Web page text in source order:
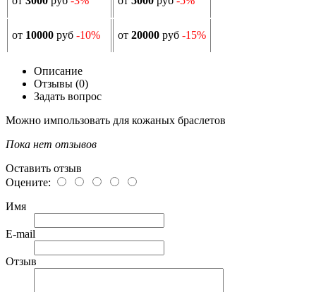
от 10000 руб -10% от 20000 руб -15%
Описание
Отзывы (0)
Задать вопрос
Можно импользовать для кожаных браслетов
Пока нет отзывов
Оставить отзыв
Оцените:
Имя
E-mail
Отзыв